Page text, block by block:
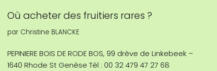
Où acheter des fruitiers rares ?
par Christine BLANCKE
PEPINIERE BOIS DE RODE BOS, 99 drève de Linkebeek –
1640 Rhode St Genèse Tél : 00 32 479 47 27 68